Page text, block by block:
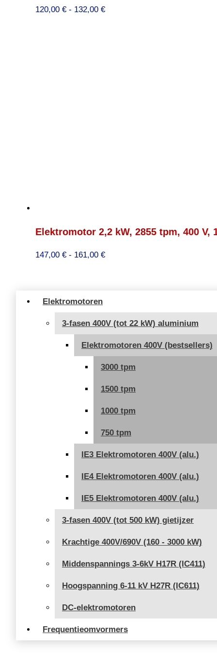
Elektromotoren
3-fasen 400V (tot 22 kW) aluminium
Elektromotoren 400V (bestsellers)
3000 tpm
1500 tpm
1000 tpm
750 tpm
IE3 Elektromotoren 400V (alu.)
IE4 Elektromotoren 400V (alu.)
IE5 Elektromotoren 400V (alu.)
3-fasen 400V (tot 500 kW) gietijzer
Krachtige 400V/690V (160 - 3000 kW)
Middenspannings 3-6kV H17R (IC411)
Hoogspanning 6-11 kV H27R (IC611)
DC-elektromotoren
Frequentieomvormers
120,00 € - 132,00 €Prijsklasse:
Elektromotor 2,2 kW, 2855 tpm, 400 V,
147,00 € - 161,00 €Prijsklasse: